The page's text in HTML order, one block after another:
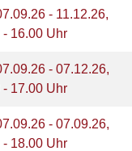
- 11.12.26,
- 16.00 Uhr
- 07.12.26,
- 17.00 Uhr
- 07.09.26,
- 18.00 Uhr